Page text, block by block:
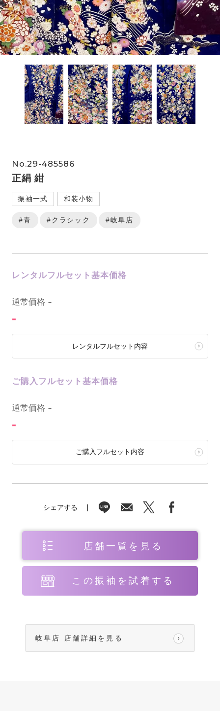
No.29-485586
正絹 紺
振袖一式 和装小物
#青 #クラシック #岐阜店
レンタルフルセット基本価格
通常価格 -
-
レンタルフルセット内容
ご購入フルセット基本価格
通常価格 -
-
ご購入フルセット内容
シェアする
店舗一覧を見る
この振袖を試着する
岐阜店 店舗詳細を見る